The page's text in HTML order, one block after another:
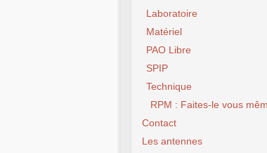
Laboratoire
Matériel
PAO Libre
SPIP
Technique
RPM : Faites-le vous
Contact
Les antennes